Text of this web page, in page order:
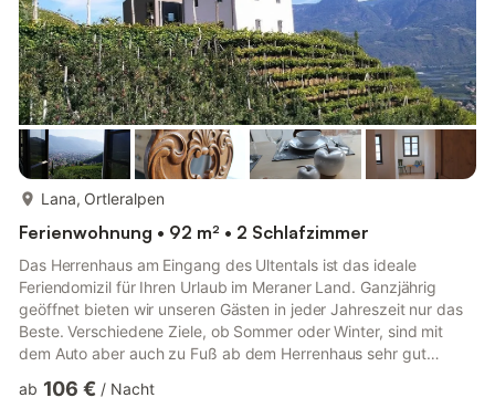
Lana, Ortleralpen
Ferienwohnung • 92 m² • 2 Schlafzimmer
Das Herrenhaus am Eingang des Ultentals ist das ideale
Feriendomizil für Ihren Urlaub im Meraner Land. Ganzjährig
geöffnet bieten wir unseren Gästen in jeder Jahreszeit nur das
Beste. Verschiedene Ziele, ob Sommer oder Winter, sind mit
dem Auto aber auch zu Fuß ab dem Herrenhaus sehr gut
Ferienwohnung mit einer Größe von 92 m², mit zwei
ab 106 € / Nacht